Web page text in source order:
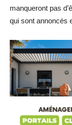
manqueront pas
qui sont annoncés